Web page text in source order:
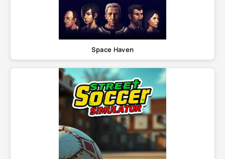
Space Haven